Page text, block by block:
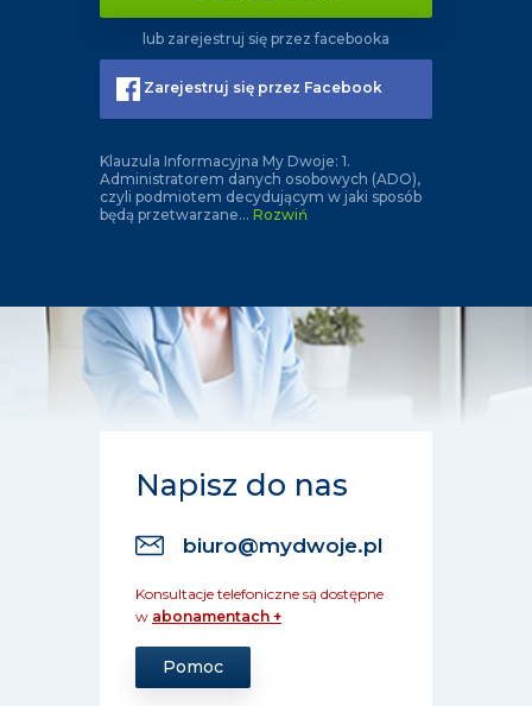
lub zarejestruj się przez facebooka
Zarejestruj się przez Facebook
Klauzula Informacyjna My Dwoje: 1.
Administratorem danych osobowych (ADO),
czyli podmiotem decydującym w jaki sposób
będą przetwarzane... Rozwiń
Napisz do nas
biuro@mydwoje.pl
Konsultacje telefoniczne są dostępne
w abonamentach +
Pomoc